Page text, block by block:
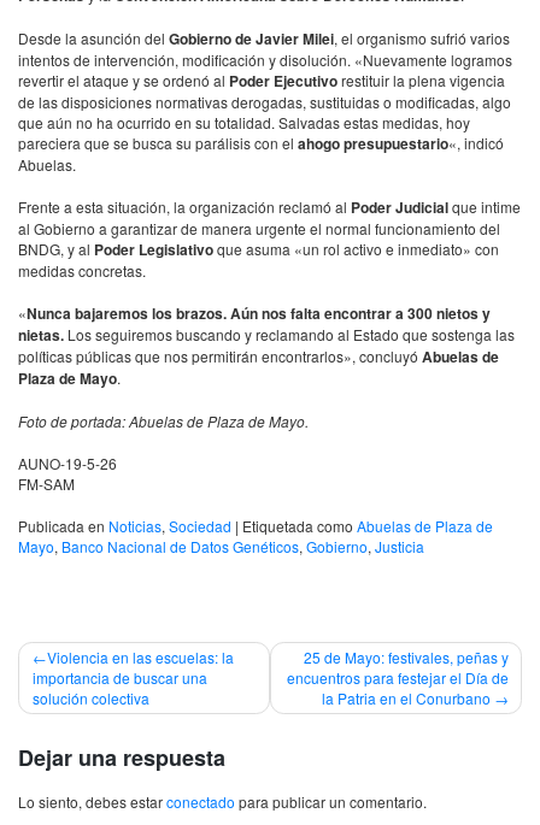
Desde la asunción del Gobierno de Javier Milei, el organismo sufrió varios
intentos de intervención, modificación y disolución. «Nuevamente logramos
revertir el ataque y se ordenó al Poder Ejecutivorestituir la plena vigencia
de las disposiciones normativas derogadas, sustituidas o modificadas, algo
que aún no ha ocurrido en su totalidad. Salvadas estas medidas, hoy
pareciera que se busca su parálisis con el ahogo presupuestario«, indicó
Abuelas.
Frente a esta situación, la organización reclamó al Poder Judicialque intime
al Gobierno a garantizar de manera urgente el normal funcionamiento del
BNDG, y al Poder Legislativoque asuma «un rol activo e inmediato» con
medidas concretas.
«Nunca bajaremos los brazos. Aún nos falta encontrar a 300 nietos y
nietas. Los seguiremos buscando y reclamando al Estado que sostenga las
políticas públicas que nos permitirán encontrarlos», concluyó Abuelas de
Plaza de Mayo.
Foto de portada: Abuelas de Plaza de Mayo.
AUNO-19-5-26
FM-SAM
Publicada en Noticias, Sociedad | Etiquetada como Abuelas de Plaza de
Mayo, Banco Nacional de Datos Genéticos, Gobierno, Justicia
Navegación
de
Violencia en las escuelas: la
importancia de buscar una
solución colectiva
25 de Mayo: festivales, peñas y
encuentros para festejar el Día de
la Patria en el Conurbano
Dejar una respuesta
Lo siento, debes estarconectado para publicar un comentario.